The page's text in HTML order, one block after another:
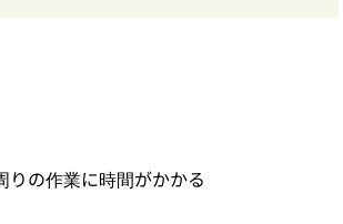
りの作業に時間がかかる